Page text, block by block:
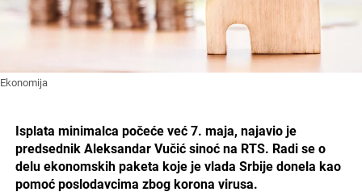
Ekonomija
Isplata minimalca počeće već 7. maja, najavio je
predsednik Aleksandar Vučić sinoć na RTS. Radi se o
delu ekonomskih paketa koje je vlada Srbije donela kao
pomoć poslodavcima zbog korona virusa.